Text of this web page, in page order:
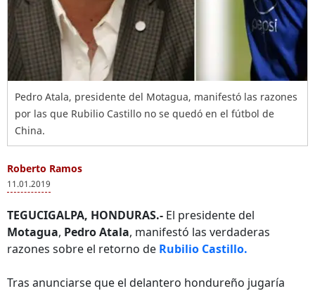
Pedro Atala, presidente del Motagua, manifestó las razones
por las que Rubilio Castillo no se quedó en el fútbol de
China.
Roberto Ramos
11.01.2019
TEGUCIGALPA, HONDURAS.- El presidente del
Motagua, Pedro Atala, manifestó las verdaderas
razones sobre el retorno de Rubilio Castillo.
Tras anunciarse que el delantero hondureño jugaría